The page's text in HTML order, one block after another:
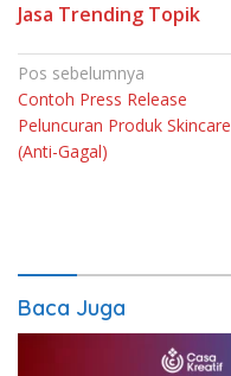
Jasa Trending Topik
Pos sebelumnya
Contoh Press Release
Peluncuran Produk Skincare
(Anti-Gagal)
Baca Juga